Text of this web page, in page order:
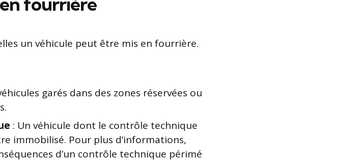
un véhicule peut être mis en fourrière.
garés dans des zones réservées ou
: Un véhicule dont le contrôle technique
immobilisé. Pour plus d’informations,
d’un contrôle technique périmé